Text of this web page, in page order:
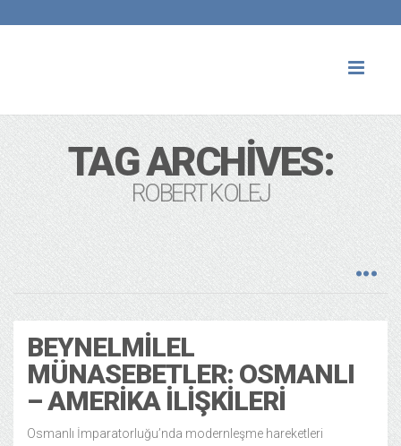
TAG ARCHIVES:
ROBERT KOLEJ
BEYNELMILEL
MÜNASEBETLER: OSMANLI
– AMERIKA İLIŞKILERI
Osmanlı İmparatorluğu’nda modernleşme hareketleri